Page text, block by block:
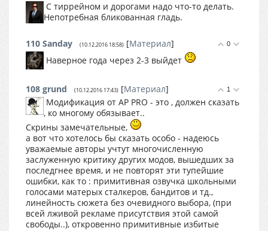
С тиррейном и дорогами надо что-то делать.
Непотребная бликованная гладь.
0
110 Sanday (10.12.2016 18:58) [Материал]
Наверное года через 2-3 выйдет
1
108 grund (10.12.2016 17:43) [Материал]
Модификация от AP PRO - это , должен сказать
, ко многому обязывает..
Скрины замечательные,
а вот что хотелось бы сказать особо - надеюсь
уважаемые авторы учтут многочисленную
заслуженную критику других модов, вышедших за
последгнее время, и не повторят эти тупейшие
ошибки, как то : примитивная озвучка школьными
голосами матерых сталкеров, бандитов и тд.,
линейность сюжета без очевидного выбора, (при
всей лживой рекламе присутствия этой самой
свободы..), откровенно примитивные избитые